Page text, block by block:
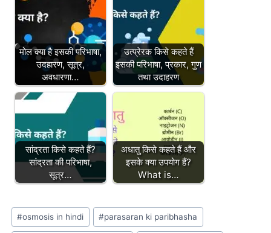
मोल क्या है इसकी परिभाषा,
उदहारण, सूत्र,
अवधारणा…
उत्प्रेरक किसे कहते हैं
इसकी परिभाषा, प्रकार, गुण
तथा उदाहरण
सांद्रता किसे कहते हैं?
सांद्रता की परिभाषा,
सूत्र…
अधातु किसे कहते हैं और
इसके क्या उपयोग हैं?
What is…
Post
Tags:
#osmosis in hindi #parasaran ki paribhasha